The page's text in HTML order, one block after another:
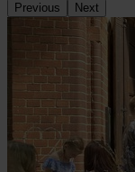
Previous Next